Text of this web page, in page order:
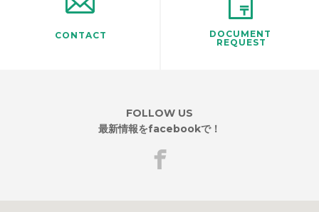
CONTACT
DOCUMENT
REQUEST
FOLLOW US
最新情報をfacebookで！